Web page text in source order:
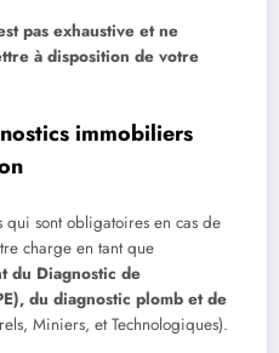
pas exhaustive et ne
à disposition de votre
immobiliers
sont obligatoires en cas de
charge en tant que
du Diagnostic de
du diagnostic plomb et de
Miniers, et Technologiques).